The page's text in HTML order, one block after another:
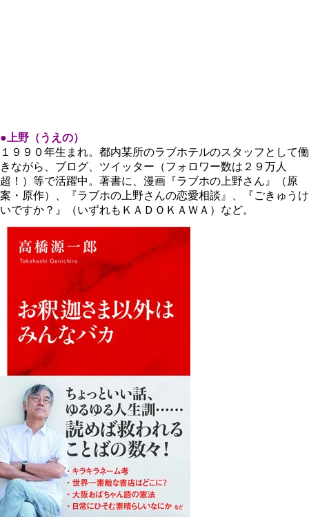
●上野（うえの）
１９９０年生まれ。都内某所のラブホテルのスタッフとして働
きながら、ブログ、ツイッター（フォロワー数は２９万人
超！）等で活躍中。著書に、漫画『ラブホの上野さん』（原
案・原作）、『ラブホの上野さんの恋愛相談』、『ごきゅうけ
いですか？』（いずれもＫＡＤＯＫＡＷＡ）など。